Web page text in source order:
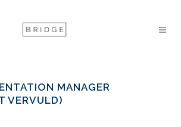
MANAGER
VERVULD)